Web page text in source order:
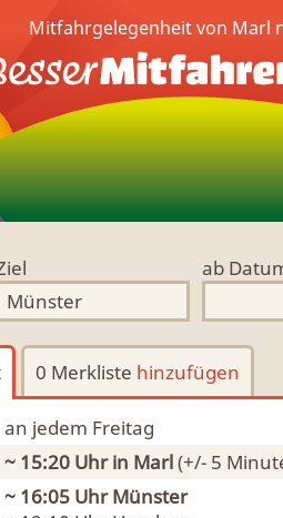
ab
Mitfahrgelegenheit von Marl
0 Merkliste hinzufügen
an jedem Freitag
~ 15:20 Uhrin Marl(+/- 5
~ 16:05 UhrMünster